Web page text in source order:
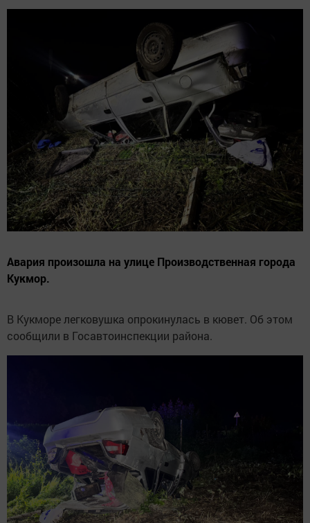
Авария произошла на улице Производственная города
Кукмор.
В Кукморе легковушка опрокинулась в кювет. Об этом
сообщили в Госавтоинспекции района.